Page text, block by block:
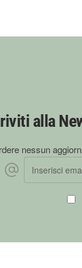
alla
nessun
Inserisci email